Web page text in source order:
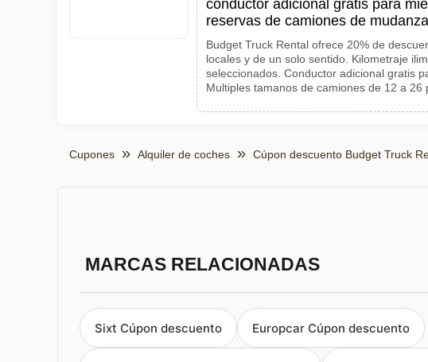
conductor adicional gratis para
reservas de camiones de
Budget Truck Rental ofrece 20% de
locales y de un solo sentido. Kilometraje
seleccionados. Conductor adicional gratis
Multiples tamanos de camiones de 12 a 26
Cupones Alquiler de coches Cúpon descuento Budget Truck
MARCAS RELACIONADAS
Sixt Cúpon descuento Europcar Cúpon descuento